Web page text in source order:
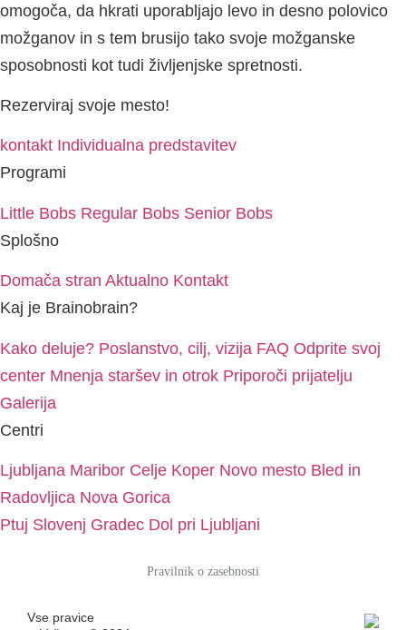
omogoča, da hkrati uporabljajo levo in desno polovico
možganov in s tem brusijo tako svoje možganske
sposobnosti kot tudi življenjske spretnosti.
Rezerviraj svoje mesto!
kontakt Individualna predstavitev
Programi
Little Bobs Regular Bobs Senior Bobs
Splošno
Domača stran Aktualno Kontakt
Kaj je Brainobrain?
Kako deluje? Poslanstvo, cilj, vizija FAQ Odprite svoj
center Mnenja staršev in otrok Priporoči prijatelju
Galerija
Centri
Ljubljana Maribor Celje Koper Novo mesto Bled in
Radovljica Nova Gorica
Ptuj Slovenj Gradec Dol pri Ljubljani
Pravilnik o zasebnosti
Vse pravice